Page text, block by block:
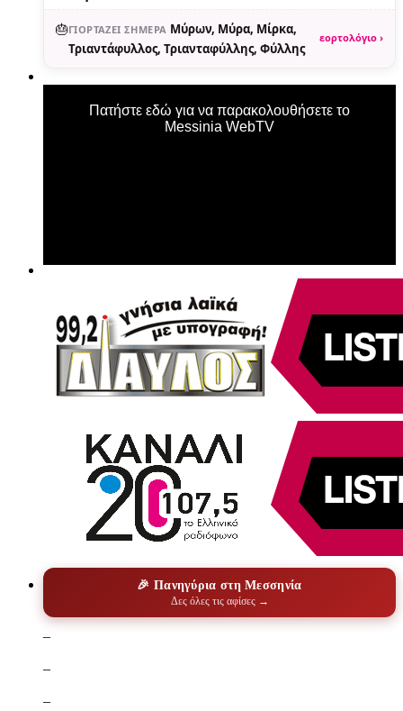
🎂ΓΙΟΡΤΆΖΕΙ ΣΉΜΕΡΑ Μύρων, Μύρα, Μίρκα,
Τριαντάφυλλος, Τριανταφύλλης, Φύλλης
εορτολόγιο ›
Πατήστε εδώ για να παρακολουθήσετε το
Messinia WebTV
🎉 Πανηγύρια στη Μεσσηνία
Δες όλες τις αφίσες →
–
–
–